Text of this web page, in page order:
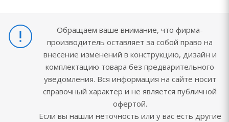
Обращаем ваше внимание, что фирма-
производитель оставляет за собой право на
внесение изменений в конструкцию, дизайн и
комплектацию товара без предварительного
уведомления. Вся информация на сайте носит
справочный характер и не является публичной
офертой.
Если вы нашли неточность или у вас есть другие